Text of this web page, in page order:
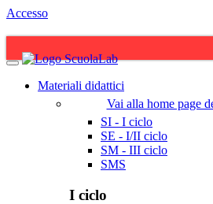
Accesso
Materiali didattici
Vai alla home page
SI - I ciclo
SE - I/II ciclo
SM - III ciclo
SMS
I ciclo